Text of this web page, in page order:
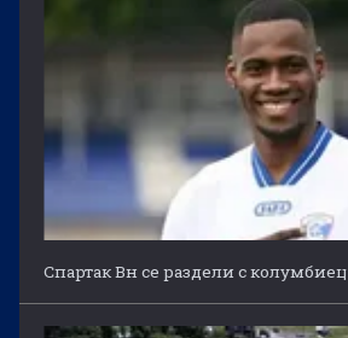
Спартак Вн се раздели с колумбиец